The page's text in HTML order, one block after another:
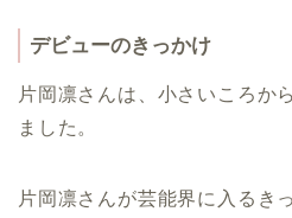
デビューのきっかけ
片岡凛さんは、小さいころか
ました。
片岡凛さんが芸能界に入るき